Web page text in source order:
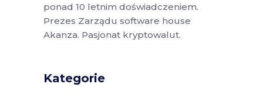
ponad 10 letnim doświadczeniem.
Prezes Zarządu software house
Akanza. Pasjonat kryptowalut.
Kategorie